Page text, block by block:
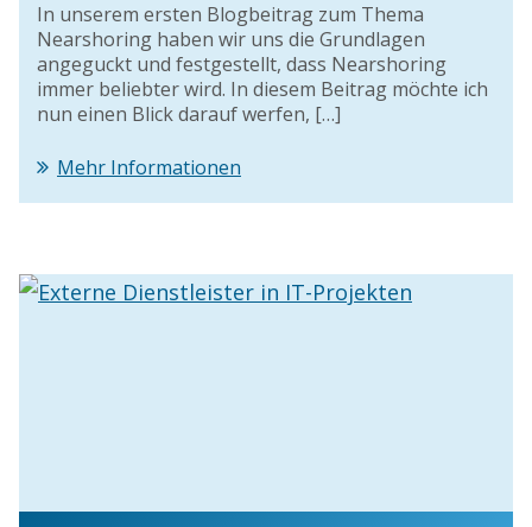
In unserem ersten Blogbeitrag zum Thema
Nearshoring haben wir uns die Grundlagen
angeguckt und festgestellt, dass Nearshoring
immer beliebter wird. In diesem Beitrag möchte ich
nun einen Blick darauf werfen, […]
Mehr Informationen